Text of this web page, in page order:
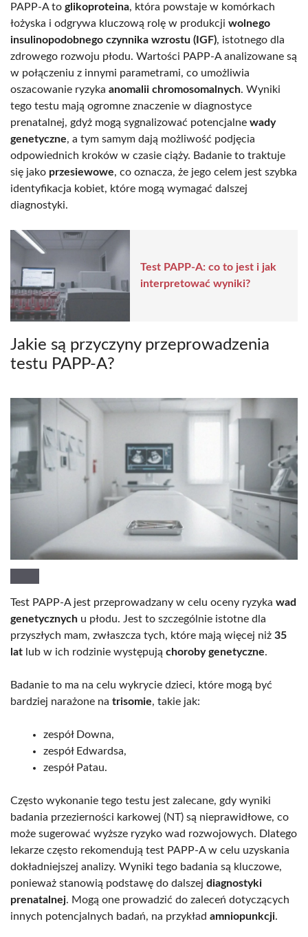
PAPP-A to glikoproteina, która powstaje w komórkach
łożyska i odgrywa kluczową rolę w produkcji wolnego
insulinopodobnego czynnika wzrostu (IGF), istotnego dla
zdrowego rozwoju płodu. Wartości PAPP-A analizowane są
w połączeniu z innymi parametrami, co umożliwia
oszacowanie ryzyka anomalii chromosomalnych. Wyniki
tego testu mają ogromne znaczenie w diagnostyce
prenatalnej, gdyż mogą sygnalizować potencjalne wady
genetyczne, a tym samym dają możliwość podjęcia
odpowiednich kroków w czasie ciąży. Badanie to traktuje
się jako przesiewowe, co oznacza, że jego celem jest szybka
identyfikacja kobiet, które mogą wymagać dalszej
diagnostyki.
Test PAPP-A: co to jest i jak
interpretować wyniki?
Jakie są przyczyny przeprowadzenia
testu PAPP-A?
Test PAPP-A jest przeprowadzany w celu oceny ryzyka wad
genetycznych u płodu. Jest to szczególnie istotne dla
przyszłych mam, zwłaszcza tych, które mają więcej niż 35
lat lub w ich rodzinie występują choroby genetyczne.
Badanie to ma na celu wykrycie dzieci, które mogą być
bardziej narażone na trisomie, takie jak:
zespół Downa,
zespół Edwardsa,
zespół Patau.
Często wykonanie tego testu jest zalecane, gdy wyniki
badania przezierności karkowej (NT) są nieprawidłowe, co
może sugerować wyższe ryzyko wad rozwojowych. Dlatego
lekarze często rekomendują test PAPP-A w celu uzyskania
dokładniejszej analizy. Wyniki tego badania są kluczowe,
ponieważ stanowią podstawę do dalszej diagnostyki
prenatalnej. Mogą one prowadzić do zaleceń dotyczących
innych potencjalnych badań, na przykład amniopunkcji.